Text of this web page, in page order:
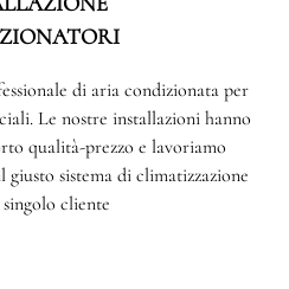
di aria condizionata per
Le nostre installazioni hanno
qualità-prezzo e lavoriamo
sistema di climatizzazione
cliente